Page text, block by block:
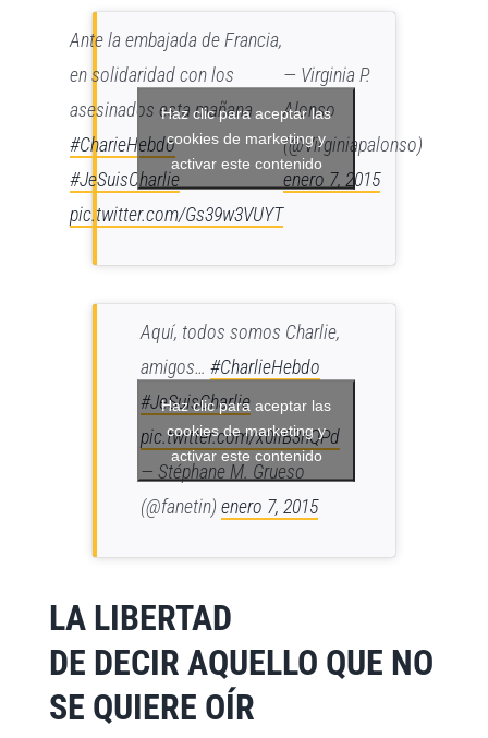
Ante la embajada de Francia,
en solidaridad con los
asesinados esta mañana
#CharieHebdo
#JeSuisCharlie
pic.twitter.com/Gs39w3VUYT
— Virginia P.
Alonso
(@Virginiapalonso)
enero 7, 2015
Haz clic para aceptar las
cookies de marketing y
activar este contenido
Aquí, todos somos Charlie,
amigos…#CharlieHebdo
#JeSuisCharlie
pic.twitter.com/x0liB3nQPd
— Stéphane M. Grueso
(@fanetin)enero 7, 2015
Haz clic para aceptar las
cookies de marketing y
activar este contenido
LA LIBERTAD
DE DECIR AQUELLO QUE NO
SE QUIERE OÍR